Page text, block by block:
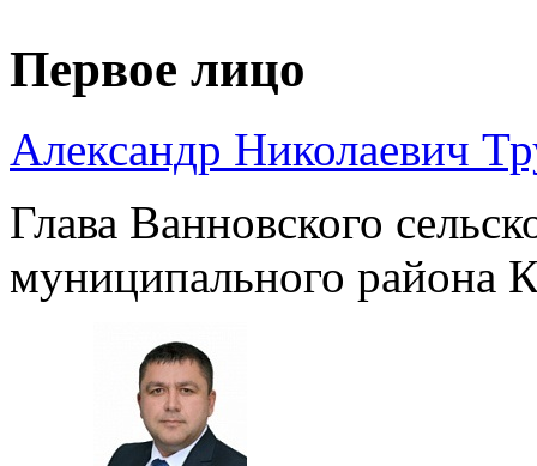
Первое лицо
Александр Николаевич
Глава Ванновского
муниципального района